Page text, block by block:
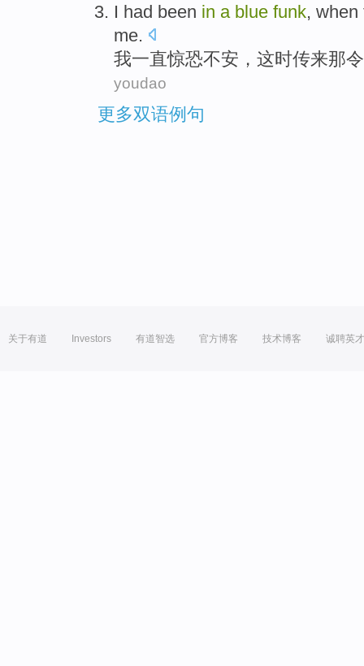
I had been in a blue funk, when
me.
我一直惊恐不安， 这时传来那
youdao
更多双语例句
关于有道 Investors 有道智选 官方博客 技术博客 诚聘英才